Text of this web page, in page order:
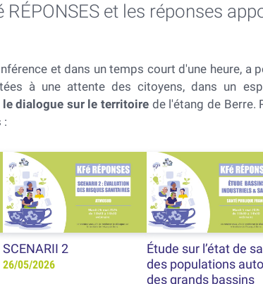
RÉPONSES et les réponses
et dans un temps court d'une heure,
à une attente des citoyens, dans un
le dialogue sur le territoire de l'étang de Berre.
:
SCENARII 2
26/05/2026
Étude sur l’état de
des populations
des grands bassins